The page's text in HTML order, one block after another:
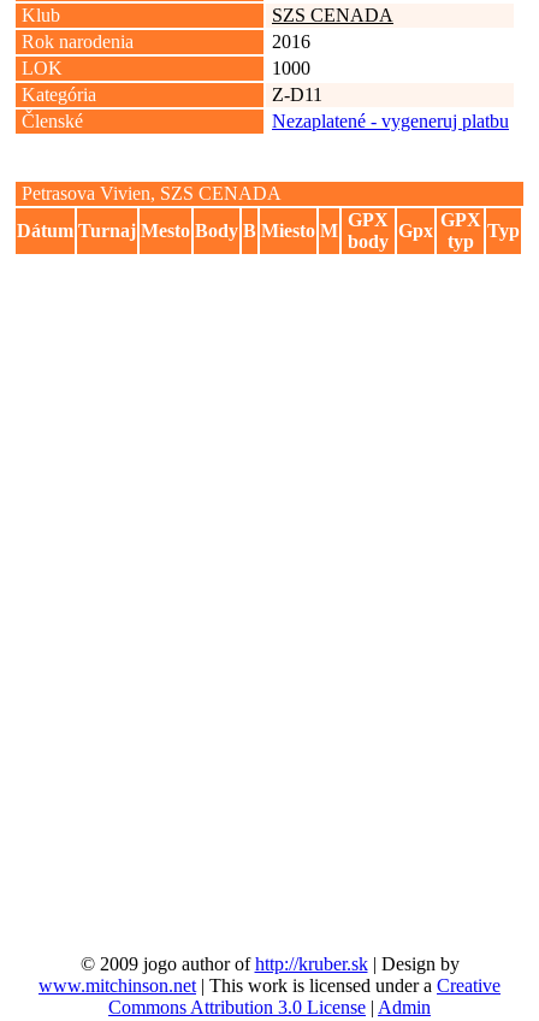
Klub
SZS CENADA
Rok narodenia
2016
LOK
1000
Kategória
Z-D11
Členské
Nezaplatené - vygeneruj platbu
Petrasova Vivien, SZS CENADA
Dátum Turnaj Mesto Body B Miesto M
GPX
body
Gpx
GPX
typ
Typ
© 2009 jogo author ofhttp://kruber.sk| Design by
www.mitchinson.net | This work is licensed under a Creative
Commons Attribution 3.0 License | Admin